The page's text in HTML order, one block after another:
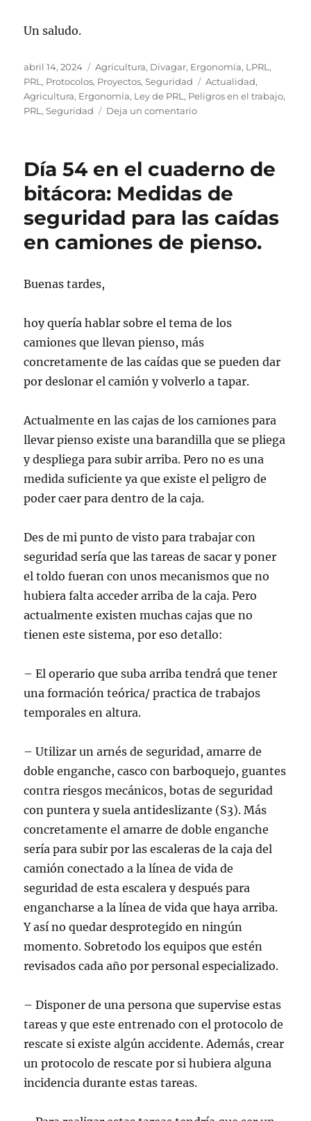
Un saludo.
Publicado
el
abril 14, 2024 Categorías
Agricultura, Divagar, Ergonomía, LPRL,
PRL, Protocolos, Proyectos,Seguridad Etiquetas
Actualidad,
Agricultura, Ergonomía, Ley de PRL, Peligros en el trabajo,
PRL,Seguridad Deja un comentarioen
el
cuaderno
de
bitácora:
Sistema
para
de
pinchar
los
en
granjas.
Día 54 en el cuaderno de
bitácora: Medidas de
seguridad para las caídas
en camiones de pienso.
Buenas tardes,
hoy quería hablar sobre el tema de los
camiones que llevan pienso, más
concretamente de las caídas que se pueden dar
por deslonar el camión y volverlo a tapar.
Actualmente en las cajas de los camiones para
llevar pienso existe una barandilla que se pliega
y despliega para subir arriba. Pero no es una
medida suficiente ya que existe el peligro de
poder caer para dentro de la caja.
Des de mi punto de visto para trabajar con
seguridad sería que las tareas de sacar y poner
el toldo fueran con unos mecanismos que no
hubiera falta acceder arriba de la caja. Pero
actualmente existen muchas cajas que no
tienen este sistema, por eso detallo:
– El operario que suba arriba tendrá que tener
una formación teórica/ practica de trabajos
temporales en altura.
– Utilizar un arnés de seguridad, amarre de
doble enganche, casco con barboquejo, guantes
contra riesgos mecánicos, botas de seguridad
con puntera y suela antideslizante (S3). Más
concretamente el amarre de doble enganche
sería para subir por las escaleras de la caja del
camión conectado a la línea de vida de
seguridad de esta escalera y después para
engancharse a la línea de vida que haya arriba.
Y así no quedar desprotegido en ningún
momento. Sobretodo los equipos que estén
revisados cada año por personal especializado.
– Disponer de una persona que supervise estas
tareas y que este entrenado con el protocolo de
rescate si existe algún accidente. Además, crear
un protocolo de rescate por si hubiera alguna
incidencia durante estas tareas.